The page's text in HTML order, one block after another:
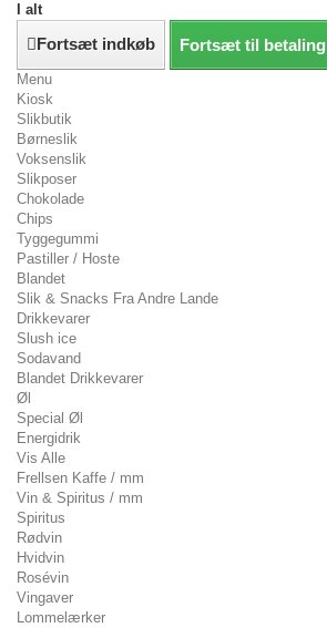
I alt
Fortsæt indkøb Fortsæt til betaling
Menu
Kiosk
Slikbutik
Børneslik
Voksenslik
Slikposer
Chokolade
Chips
Tyggegummi
Pastiller / Hoste
Blandet
Slik & Snacks Fra Andre Lande
Drikkevarer
Slush ice
Sodavand
Blandet Drikkevarer
Øl
Special Øl
Energidrik
Vis Alle
Frellsen Kaffe / mm
Vin & Spiritus / mm
Spiritus
Rødvin
Hvidvin
Rosévin
Vingaver
Lommelærker